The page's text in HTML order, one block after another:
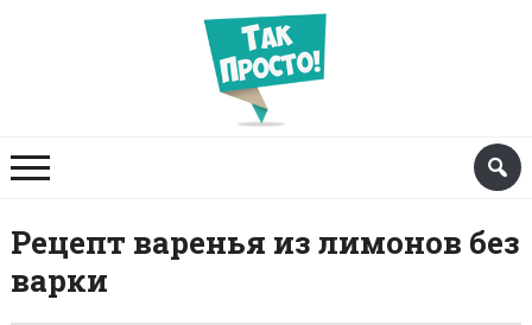
Рецепт варенья из лимонов без
варки